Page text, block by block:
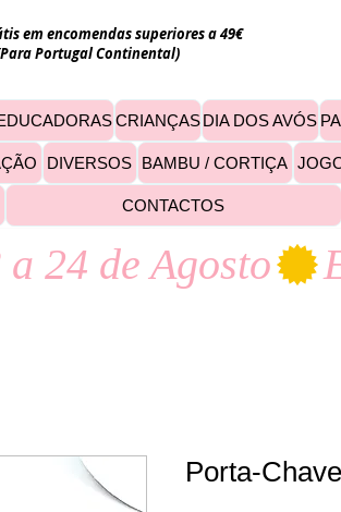
em encomendas superiores a 49€
Portugal Continental)
Porta-
CRIANÇASDIA DOS AVÓS
DIVERSOS BAMBU / CORTIÇA
CONTACTOS
24 de Agosto